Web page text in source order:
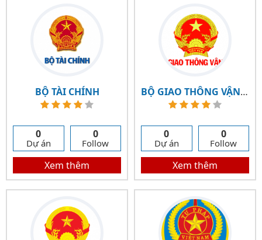
BỘ TÀI CHÍNH
0
Dự án
0
Follow
Xem thêm
BỘ GIAO THÔNG VẬN TẢI
0
Dự án
0
Follow
Xem thêm